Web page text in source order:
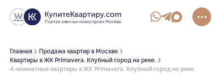
Главная
Продажа квартир в Москве
Квартиры в ЖК Primavera. Клубный город на реке.
4-комнатные квартиры в ЖК Primavera. Клубный город на реке.